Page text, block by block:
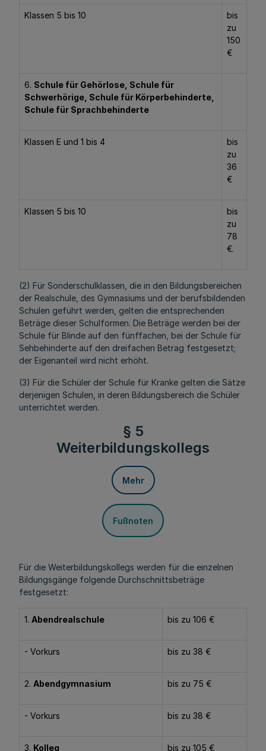
Klassen 5 bis 10
bis
zu
150
€
6. Schule für Gehörlose, Schule für
Schwerhörige, Schule für Körperbehinderte,
Schule für Sprachbehinderte
Klassen E und 1 bis 4
bis
zu
36
€
Klassen 5 bis 10
bis
zu
78
€.
(2) Für Sonderschulklassen, die in den Bildungsbereichen
der Realschule, des Gymnasiums und der berufsbildenden
Schulen geführt werden, gelten die entsprechenden
Beträge dieser Schulformen. Die Beträge werden bei der
Schule für Blinde auf den fünffachen, bei der Schule für
Sehbehinderte auf den dreifachen Betrag festgesetzt;
der Eigenanteil wird nicht erhöht.
(3) Für die Schüler der Schule für Kranke gelten die Sätze
derjenigen Schulen, in deren Bildungsbereich die Schüler
unterrichtet werden.
§ 5
Weiterbildungskollegs
Mehr
Fußnoten
Für die Weiterbildungskollegs werden für die einzelnen
Bildungsgänge folgende Durchschnittsbeträge
festgesetzt:
1. Abendrealschule bis zu 106 €
- Vorkurs bis zu 38 €
2. Abendgymnasium bis zu 75 €
- Vorkurs bis zu 38 €
3. Kolleg bis zu 105 €